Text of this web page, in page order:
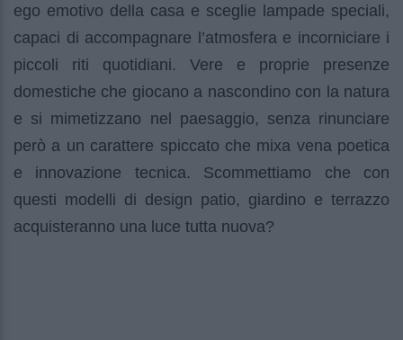
ego emotivo della casa e sceglie lampade speciali,
capaci di accompagnare l’atmosfera e incorniciare i
piccoli riti quotidiani. Vere e proprie presenze
domestiche che giocano a nascondino con la natura
e si mimetizzano nel paesaggio, senza rinunciare
però a un carattere spiccato che mixa vena poetica
e innovazione tecnica. Scommettiamo che con
questi modelli di design patio, giardino e terrazzo
acquisteranno una luce tutta nuova?